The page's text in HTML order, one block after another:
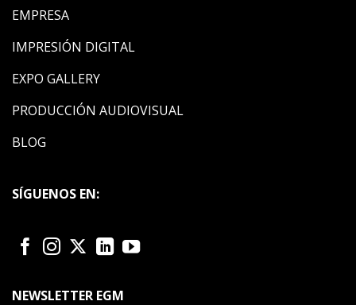
EMPRESA
IMPRESIÓN DIGITAL
EXPO GALLERY
PRODUCCIÓN AUDIOVISUAL
BLOG
SÍGUENOS EN:
NEWSLETTER EGM